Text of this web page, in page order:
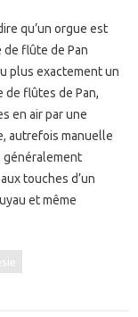
qu’un orgue est
de flûte de Pan
plus exactement un
de flûtes de Pan,
en air par une
autrefois manuelle
généralement
touches d’un
et même